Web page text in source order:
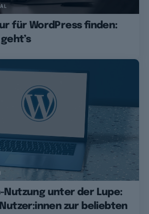
für WordPress finden:
Nutzung unter der Lupe:
Nutzer:innen zur beliebten